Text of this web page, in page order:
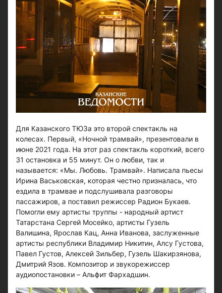
Для Казанского ТЮЗа это второй спектакль на
колесах. Первый, «Ночной трамвай», презентовали в
июне 2021 года. На этот раз спектакль короткий, всего
31 остановка и 55 минут. Он о любви, так и
называется: «Мы. Любовь. Трамвай». Написала пьесы
Ирина Васьковская, которая честно призналась, что
ездила в трамвае и подслушивала разговоры
пассажиров, а поставил режиссер Радион Букаев.
Помогли ему артисты труппы - народный артист
Татарстана Сергей Мосейко, артисты Гузель
Валишина, Ярослав Кац, Анна Иванова, заслуженные
артисты республики Владимир Никитин, Алсу Густова,
Павел Густов, Алексей Зильбер, Гузель Шакирзянова,
Дмитрий Язов. Композитор и звукорежиссер
аудиопостановки – Альфит Фархадшин.